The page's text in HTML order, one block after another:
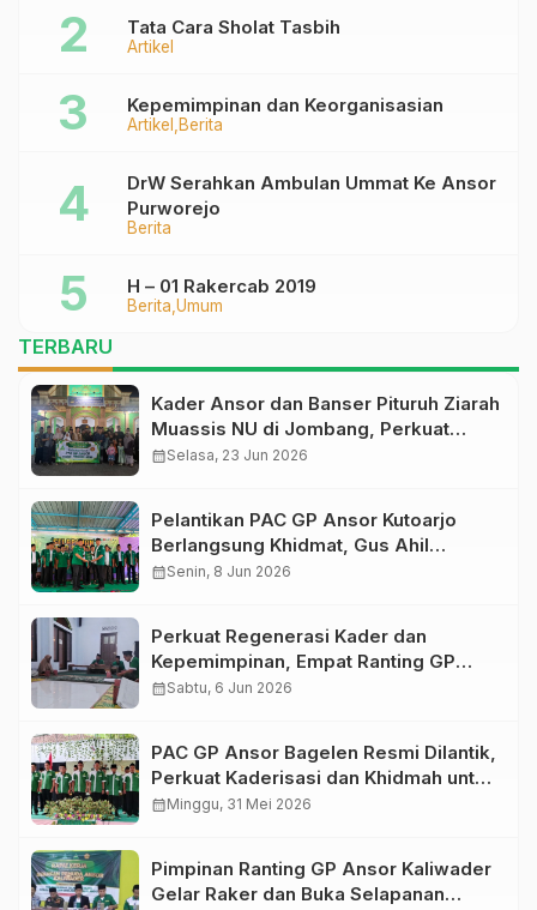
Artikel
Tata Cara Sholat Tasbih
Artikel Berita
Kepemimpinan dan Keorganisasian
Berita
DrW Serahkan Ambulan Ummat Ke Ansor
Purworejo
Berita Umum
H – 01 Rakercab 2019
TERBARU
Kader Ansor dan Banser Pituruh Ziarah
Muassis NU di Jombang, Perkuat
Spirit Khidmah dan Ke-NU-an
calendar_monthSelasa, 23 Jun 2026
Pelantikan PAC GP Ansor Kutoarjo
Berlangsung Khidmat, Gus Ahil
Ingatkan Ansor Harus Bermanfaat bagi
calendar_monthSenin, 8 Jun 2026
Perkuat Regenerasi Kader dan
Kepemimpinan, Empat Ranting GP
Ansor di Bagelen Gelar Reorganisasi
calendar_monthSabtu, 6 Jun 2026
PAC GP Ansor Bagelen Resmi Dilantik,
Perkuat Kaderisasi dan Khidmah untuk
Masyarakat
calendar_monthMinggu, 31 Mei 2026
Pimpinan Ranting GP Ansor Kaliwader
Gelar Raker dan Buka Selapanan